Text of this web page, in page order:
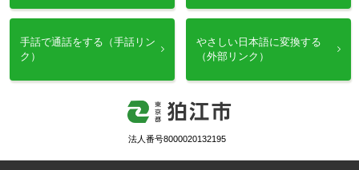
手話で通話をする（手話リン
ク）
やさしい日本語に変換する
（外部リンク）
法人番号8000020132195